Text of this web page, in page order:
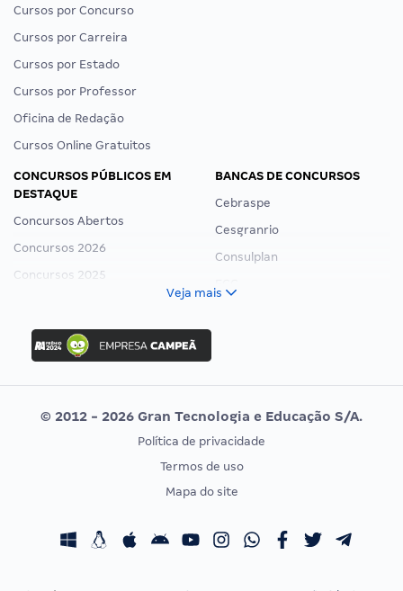
Cursos por Concurso
Cursos por Carreira
Cursos por Estado
Cursos por Professor
Oficina de Redação
Cursos Online Gratuitos
CONCURSOS PÚBLICOS EM
DESTAQUE
Concursos Abertos
Concursos 2026
Concursos 2025
Concurso Ibama
Concurso MPU
Editais publicados
BANCAS DE CONCURSOS
Cebraspe
Cesgranrio
Consulplan
Vunesp
CONCURSOS POR PROFISSÃO
Concursos Fiscais
EXAME DE ORDEM
Calendário OAB
Veja mais
© 2012 - 2026 Gran Tecnologia e Educação S/A.
Política de privacidade
Termos de uso
Mapa do site